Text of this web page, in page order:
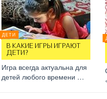
ДЕТИ
В КАКИЕ ИГРЫ ИГРАЮТ
ДЕТИ?
Игра всегда актуальна для
детей любого времени …